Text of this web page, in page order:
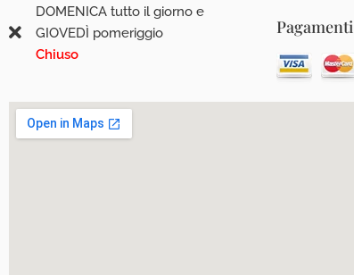
DOMENICA tutto il giorno e
GIOVEDÌ pomeriggio
Chiuso
Pagamenti